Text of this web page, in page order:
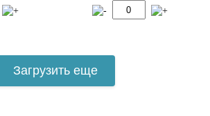
Загрузить еще